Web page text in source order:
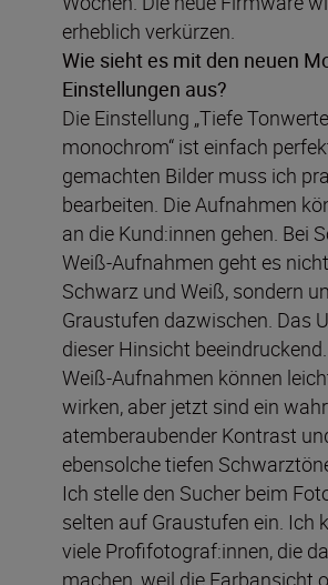
erheblich verkürzen.
Wie sieht es mit den neuen
Einstellungen aus?
Die Einstellung „Tiefe
monochrom“ ist einfach
gemachten Bilder muss ich
bearbeiten. Die Aufnahmen
an die Kund:innen gehen. Bei
Weiß-Aufnahmen geht es
Schwarz und Weiß, sondern
Graustufen dazwischen. Das
dieser Hinsicht
Weiß-Aufnahmen können
wirken, aber jetzt sind ein
atemberaubender Kontrast
ebensolche tiefen
Ich stelle den Sucher beim
selten auf Graustufen ein. Ich
viele Profifotograf:innen, die
machen, weil die Farbansicht